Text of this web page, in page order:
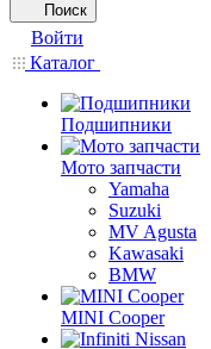
Поиск
Войти
Каталог
Подшипники
Мото запчасти
Yamaha
Suzuki
MV Agusta
Kawasaki
BMW
MINI Cooper